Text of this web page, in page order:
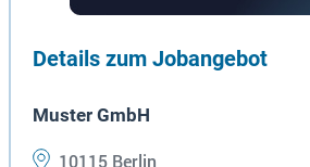
Details zum Jobangebot
Muster GmbH
10115 Berlin